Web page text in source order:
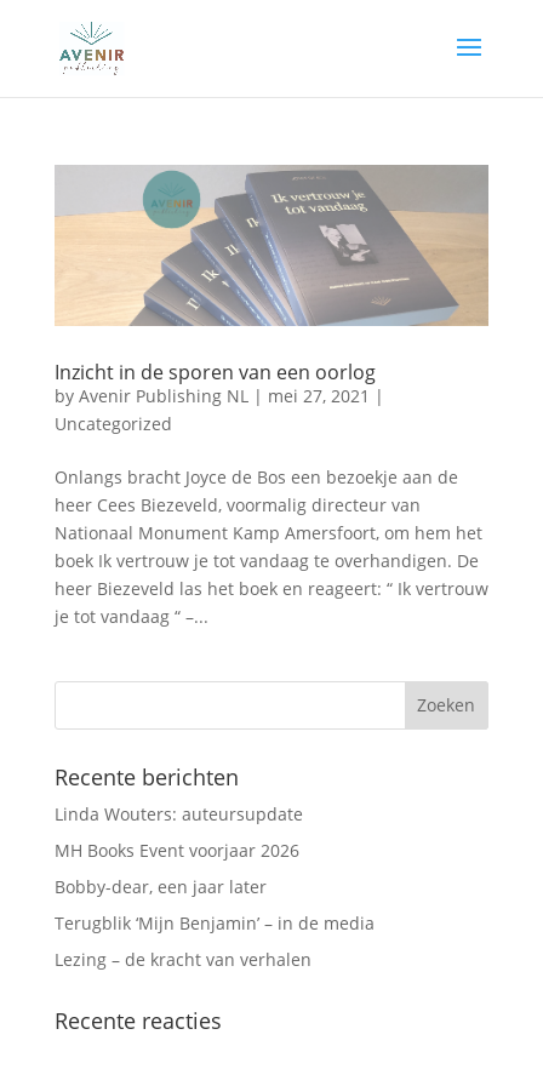
Inzicht in de sporen van een oorlog
by Avenir Publishing NL | mei 27, 2021 |
Uncategorized
Onlangs bracht Joyce de Bos een bezoekje aan de
heer Cees Biezeveld, voormalig directeur van
Nationaal Monument Kamp Amersfoort, om hem het
boek Ik vertrouw je tot vandaag te overhandigen. De
heer Biezeveld las het boek en reageert: “ Ik vertrouw
je tot vandaag “ –...
Recente berichten
Linda Wouters: auteursupdate
MH Books Event voorjaar 2026
Bobby-dear, een jaar later
Terugblik ‘Mijn Benjamin’ – in de media
Lezing – de kracht van verhalen
Recente reacties